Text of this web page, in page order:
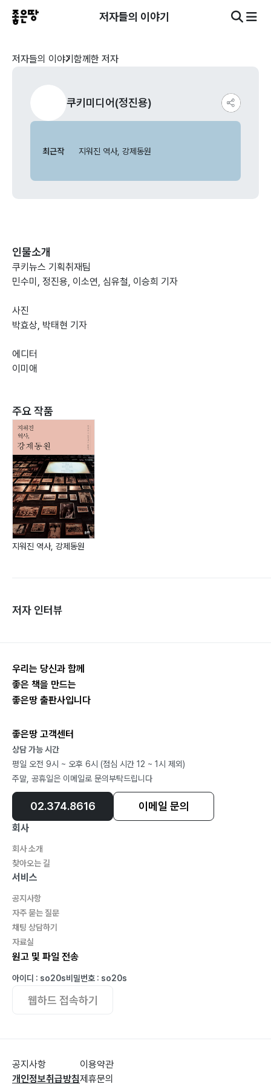
저자들의 이야기
저자들의 이야기 함께한 저자
쿠키미디어(정진용)
최근작 지워진 역사, 강제동원
인물소개
쿠키뉴스 기획취재팀
민수미, 정진용, 이소연, 심유철, 이승희 기자
사진
박효상, 박태현 기자
에디터
이미애
주요 작품
지워진 역사, 강제동원
저자 인터뷰
우리는 당신과 함께
좋은 책을 만드는
좋은땅 출판사입니다
좋은땅 고객센터
상담 가능 시간
평일 오전 9시 ~ 오후 6시 (점심 시간 12 ~ 1시 제외)
주말, 공휴일은 이메일로 문의부탁드립니다
02.374.8616 이메일 문의
회사
회사 소개
찾아오는 길
서비스
공지사항
자주 묻는 질문
채팅 상담하기
자료실
원고 및 파일 전송
아이디 : so20s비밀번호 : so20s
웹하드 접속하기
공지사항
개인정보취급방침
이용약관
제휴문의